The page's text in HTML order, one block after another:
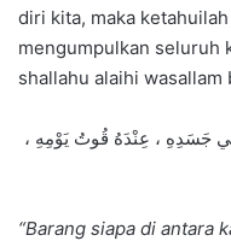
diri kita, maka
mengumpulkan seluruh
shallahu alaihi wasallam
جَسَدِهِ ، عِنْدَهُ قُوتُ يَوْمِهِ ،
“Barang siapa di antara